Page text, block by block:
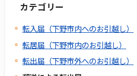
カテゴリー
転入届（下野市内へのお引越し）
転居届（下野市内のお引越し）
転出届（下野市外へのお引越し）